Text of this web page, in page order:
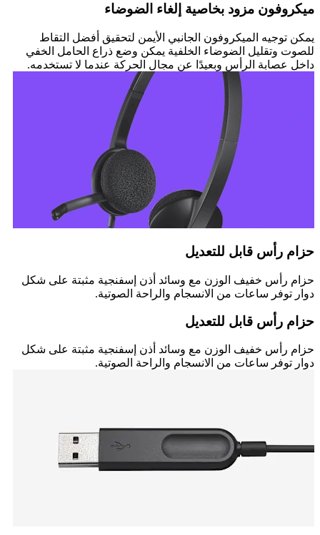
ميكروفون مزود بخاصية إلغاء الضوضاء
يمكن توجيه الميكروفون الجانبي الأيمن لتحقيق أفضل التقاط
للصوت وتقليل الضوضاء الخلفية يمكن وضع ذراع الحامل الخفي
داخل عصابة الرأس وبعيدًا عن مجال الحركة عندما لا تستخدمه.
حزام رأس قابل للتعديل
حزام رأس خفيف الوزن مع وسائد أذن إسفنجية مثبتة على شكل
دوار توفر ساعات من الانسجام والراحة الصوتية.
حزام رأس قابل للتعديل
حزام رأس خفيف الوزن مع وسائد أذن إسفنجية مثبتة على شكل
دوار توفر ساعات من الانسجام والراحة الصوتية.